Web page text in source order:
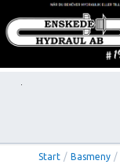
Start / Basmeny /